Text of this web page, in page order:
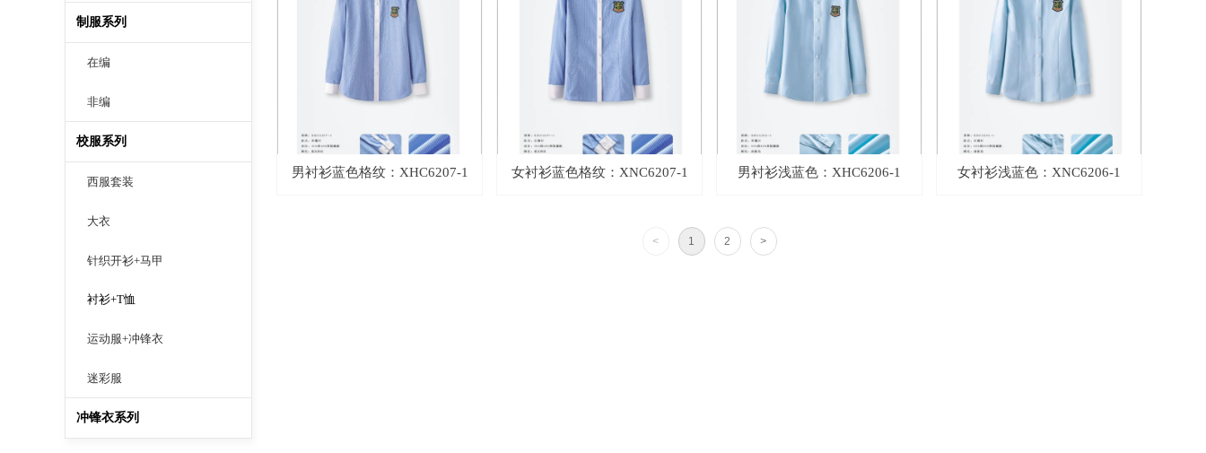
男衬衫蓝色格纹：XHC6207-1 女衬衫蓝色格纹：XNC6207-1 男衬衫浅蓝色：XHC6206-1 女衬衫浅蓝色：XNC6206-1
< 1 2 >
制服系列
在编
非编
校服系列
西服套装
大衣
针织开衫+马甲
衬衫+T恤
运动服+冲锋衣
迷彩服
冲锋衣系列